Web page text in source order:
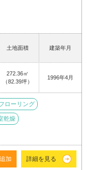
土地面積 建築年月
272.36㎡
（82.39坪）
1996年4月
ローリング
乾燥
加 詳細を見る